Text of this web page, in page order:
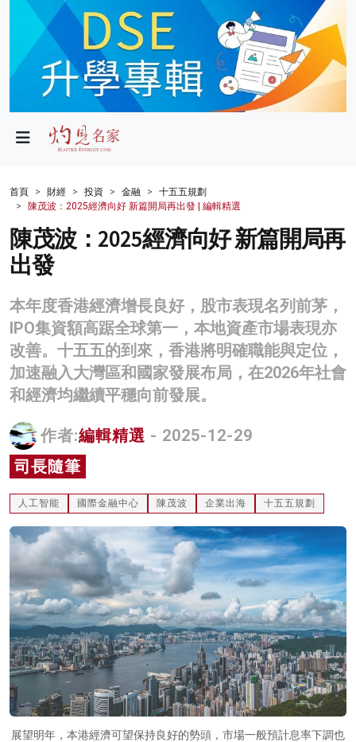
政局
財經
生活
健康
商業
科技
影片
名家榜
關於我們
首頁 財經 投資 金融
十五五規劃
陳茂波：2025經濟向好 新篇開局再出發 | 編輯精選
陳茂波：2025經濟向好 新篇開局再
出發
本年度香港經濟增長良好，股市表現名列前茅，
IPO集資額高踞全球第一，本地資產市場表現亦
改善。十五五的到來，香港將明確職能與定位，
加速融入大灣區和國家發展布局，在2026年社會
和經濟均繼續平穩向前發展。
作者:編輯精選 - 2025-12-29
司長隨筆
人工智能 國際金融中心 陳茂波 企業出海 十五五規劃
展望明年，本港經濟可望保持良好的勢頭，市場一般預計息率下調也